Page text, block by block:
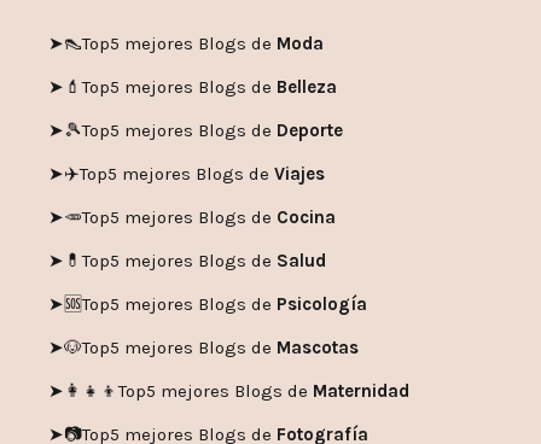
📝 MEJORES BLOGS
➤👠Top5 mejores Blogs deModa
➤💄Top5 mejores Blogs de
Belleza
➤🎾Top5 mejores Blogs de Deporte
➤✈️Top5 mejores Blogs de
Viajes
➤🥕Top5 mejores Blogs de Cocina
➤💊 Top5 mejores Blogs de
Salud
➤🆘Top5 mejores Blogs de Psicología